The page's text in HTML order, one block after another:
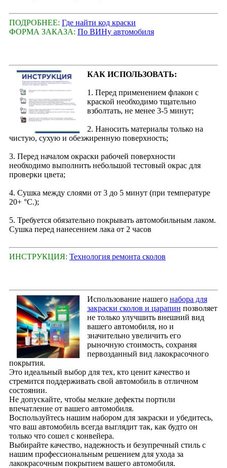
ПОДРОБНЕЕ: Где найти код краски
ФОРМА ЗАКАЗА: По ВИНу автомобиля
КАК ИСПОЛЬЗОВАТЬ:
1. Перед применением флакон с
краской необходимо тщательно
взболтать, не менее 3-5 минут;
2. Наносить материалы только на
чистую, сухую и обезжиренную поверхность;
3. Перед началом окраски рабочей поверхности
необходимо выполнить небольшой тестовый окрас для
проверки цвета;
4. Сушка между слоями от 3 до 5 минут (при температуре
20+ °С.);
5. Требуется обязательно покрывать автомобильным лаком.
Сушка перед нанесением лака от 2 часов
ИНСТРУКЦИЯ: Технология ремонта сколов
Использование нашего набора для
закраски сколов и царапин позволяет
не только улучшить внешний вид
вашего автомобиля, но и
значительно увеличить его
рыночную стоимость, сохраняя
первозданный вид лакокрасочного
покрытия.
Это идеальный выбор для тех, кто ценит качество и
стремится поддерживать свой автомобиль в отличном
состоянии.
Не допускайте, чтобы мелкие дефекты портили
впечатление от вашего автомобиля.
Воспользуйтесь нашим набором для закраски и убедитесь,
что ваш автомобиль всегда выглядит так, как будто он
только что сошел с конвейера.
Выбирайте качество, надежность и безупречный стиль с
нашим профессиональным решением для ухода за
лакокрасочным покрытием вашего автомобиля.